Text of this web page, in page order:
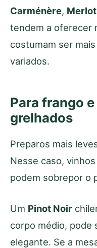
Carménère, Merlot
tendem a oferecer
costumam ser
variados.
Para frango
grelhados
Preparos mais
Nesse caso,
podem sobrepor o
Um Pinot Noir
corpo médio, pode
elegante. Se a